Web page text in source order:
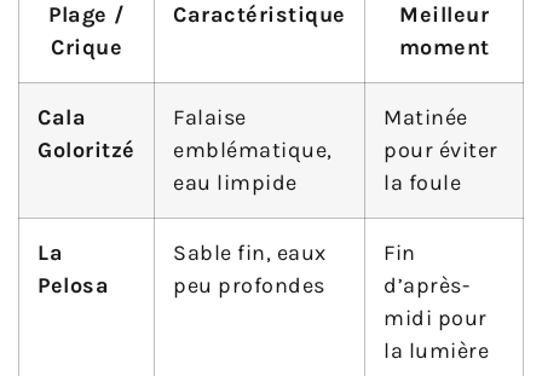
Plage /
Crique
Caractéristique
Meilleur
moment
Cala
Goloritzé
Falaise
emblématique,
eau limpide
Matinée
pour éviter
la foule
La
Pelosa
Sable fin, eaux
peu profondes
Fin
d’après-
midi pour
la lumière